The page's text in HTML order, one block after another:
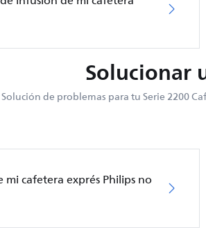
Solucionar
Solución de problemas para tu Serie 2200
cafetera exprés Philips no